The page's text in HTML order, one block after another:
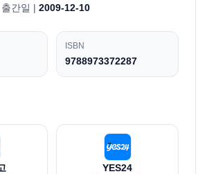
출간일 | 2009-12-10
ISBN
9788973372287
YES24